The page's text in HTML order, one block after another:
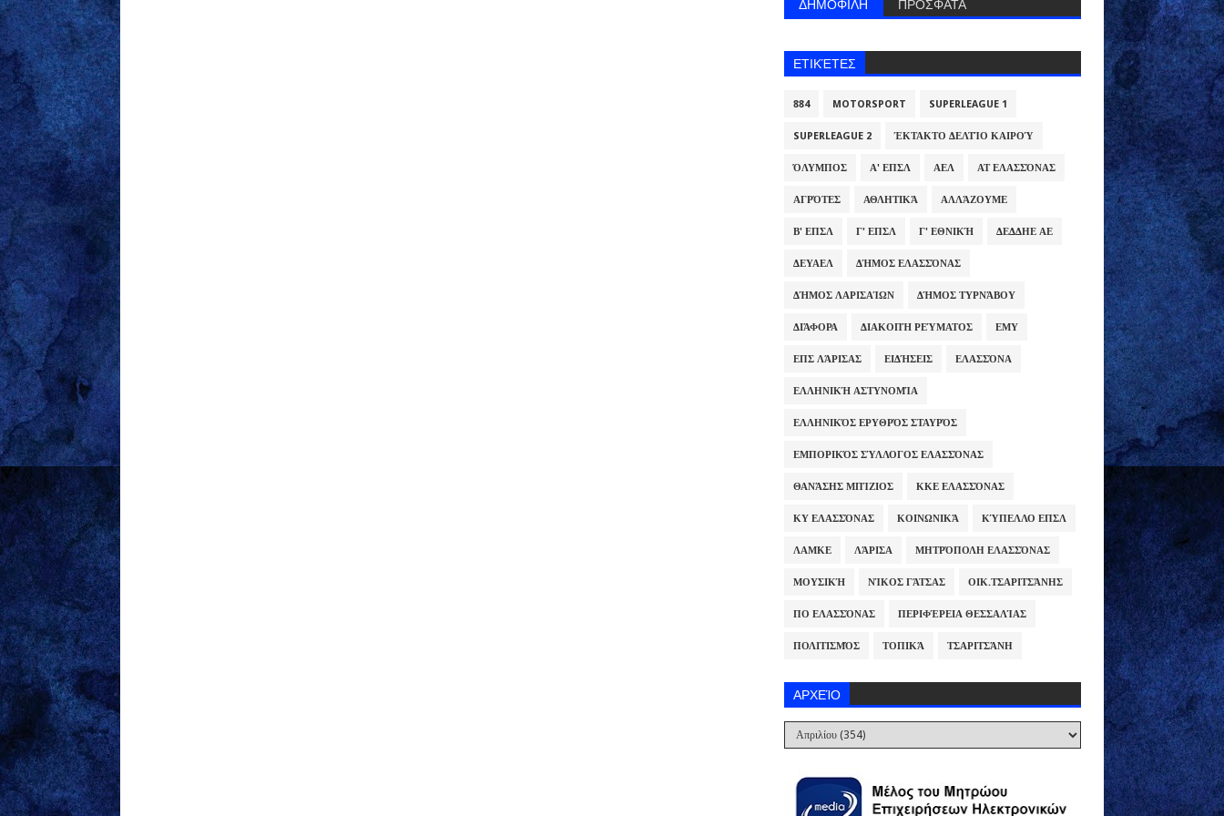
ΕΤΙΚΈΤΕΣ
884 MOTORSPORT SUPERLEAGUE 1
SUPERLEAGUE 2 ΈΚΤΑΚΤΟ ΔΕΛΤΊΟ ΚΑΙΡΟΎ
ΌΛΥΜΠΟΣ Α' ΕΠΣΛ ΑΕΛ ΑΤ ΕΛΑΣΣΌΝΑΣ
ΑΓΡΌΤΕΣ ΑΘΛΗΤΙΚΆ ΑΛΛΆΖΟΥΜΕ
Β' ΕΠΣΛ Γ' ΕΠΣΛ Γ' ΕΘΝΙΚΉ ΔΕΔΔΗΕ ΑΕ
ΔΕΥΑΕΛ ΔΉΜΟΣ ΕΛΑΣΣΌΝΑΣ
ΔΉΜΟΣ ΛΑΡΙΣΑΊΩΝ ΔΉΜΟΣ ΤΥΡΝΆΒΟΥ
ΔΙΆΦΟΡΑ ΔΙΑΚΟΠΉ ΡΕΎΜΑΤΟΣ ΕΜΥ
ΕΠΣ ΛΆΡΙΣΑΣ ΕΙΔΉΣΕΙΣ ΕΛΑΣΣΌΝΑ
ΕΛΛΗΝΙΚΉ ΑΣΤΥΝΟΜΊΑ
ΕΛΛΗΝΙΚΌΣ ΕΡΥΘΡΌΣ ΣΤΑΥΡΌΣ
ΕΜΠΟΡΙΚΌΣ ΣΎΛΛΟΓΟΣ ΕΛΑΣΣΌΝΑΣ
ΘΑΝΆΣΗΣ ΜΠΊΖΙΟΣ ΚΚΕ ΕΛΑΣΣΌΝΑΣ
ΚΥ ΕΛΑΣΣΌΝΑΣ ΚΟΙΝΩΝΙΚΆ ΚΎΠΕΛΛΟ ΕΠΣΛ
ΛΑΜΚΕ ΛΆΡΙΣΑ ΜΗΤΡΌΠΟΛΗ ΕΛΑΣΣΌΝΑΣ
ΜΟΥΣΙΚΉ ΝΊΚΟΣ ΓΆΤΣΑΣ ΟΙΚ.ΤΣΑΡΙΤΣΆΝΗΣ
ΠΟ ΕΛΑΣΣΌΝΑΣ ΠΕΡΙΦΈΡΕΙΑ ΘΕΣΣΑΛΊΑΣ
ΠΟΛΙΤΙΣΜΌΣ ΤΟΠΙΚΆ ΤΣΑΡΙΤΣΆΝΗ
ΑΡΧΕΊΟ